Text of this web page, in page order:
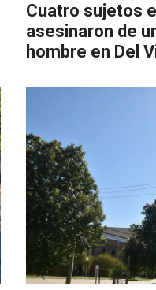
Cuatro sujetos
asesinaron de
hombre en Del